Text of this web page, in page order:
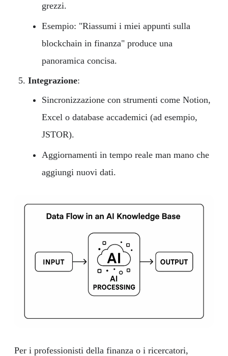
grezzi.
Esempio: "Riassumi i miei appunti sulla
blockchain in finanza" produce una
panoramica concisa.
Integrazione:
Sincronizzazione con strumenti come Notion,
Excel o database accademici (ad esempio,
JSTOR).
Aggiornamenti in tempo reale man mano che
aggiungi nuovi dati.
Per i professionisti della finanza o i ricercatori,